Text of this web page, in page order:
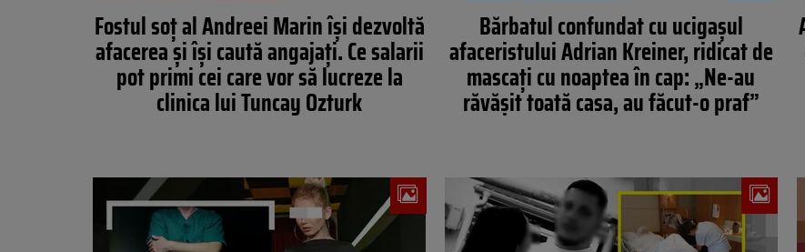
Fostul soț al Andreei Marin își dezvoltă
afacerea și își caută angajați. Ce salarii
pot primi cei care vor să lucreze la
clinica lui Tuncay Ozturk
Bărbatul confundat cu ucigașul
afaceristului Adrian Kreiner, ridicat de
mascați cu noaptea în cap: „Ne-au
răvășit toată casa, au făcut-o praf”